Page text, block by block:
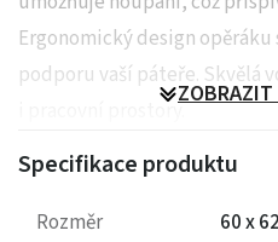
Ergonomický design
podporu vaší páteře. Skvělá
i pracovní prostory.
Rozměry: 60 x 62 x 103-111 x 49
Hmotnost: 12 kg
ZOBRAZIT
Specifikace produktu
Rozměr
60 x